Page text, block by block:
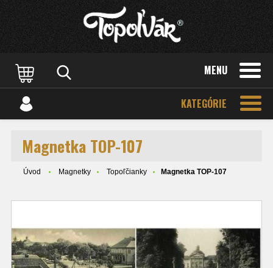
MENU
KATEGÓRIE
Magnetka TOP-107
Úvod Magnetky Topoľčianky Magnetka TOP-107